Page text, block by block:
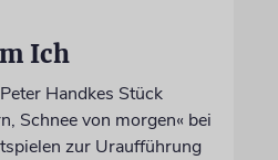
Ich
Handkes Stück
Schnee von morgen« bei
zur Uraufführung